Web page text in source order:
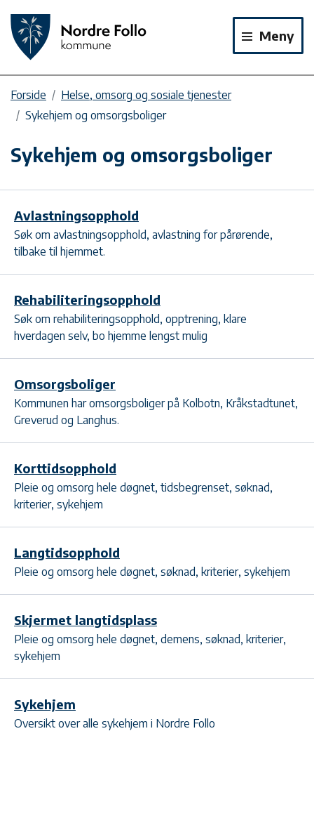
Meny
Forside
Helse, omsorg og sosiale tjenester
Sykehjem og omsorgsboliger
Sykehjem og omsorgsboliger
Avlastningsopphold
Søk om avlastningsopphold, avlastning for pårørende,
tilbake til hjemmet.
Rehabiliteringsopphold
Søk om rehabiliteringsopphold, opptrening, klare
hverdagen selv, bo hjemme lengst mulig
Omsorgsboliger
Kommunen har omsorgsboliger på Kolbotn, Kråkstadtunet,
Greverud og Langhus.
Korttidsopphold
Pleie og omsorg hele døgnet, tidsbegrenset, søknad,
kriterier, sykehjem
Langtidsopphold
Pleie og omsorg hele døgnet, søknad, kriterier, sykehjem
Skjermet langtidsplass
Pleie og omsorg hele døgnet, demens, søknad, kriterier,
sykehjem
Sykehjem
Oversikt over alle sykehjem i Nordre Follo